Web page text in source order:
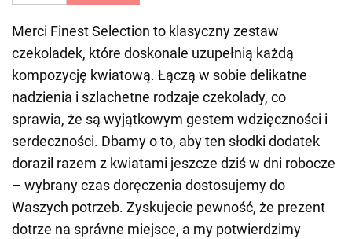
Merci Finest Selection to klasyczny zestaw
czekoladek, które doskonale uzupełnią każdą
kompozycję kwiatową. Łączą w sobie delikatne
nadzienia i szlachetne rodzaje czekolady, co
sprawia, że są wyjątkowym gestem wdzięczności i
serdeczności. Dbamy o to, aby ten słodki dodatek
dorazil razem z kwiatami jeszcze dziś w dni robocze
– wybrany czas doręczenia dostosujemy do
Waszych potrzeb. Zyskujecie pewność, że prezent
dotrze na správne miejsce, a my potwierdzimy